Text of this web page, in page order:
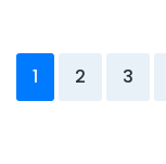
1 2 3